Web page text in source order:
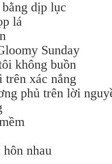
dịp lục
lá
Sunday
không buồn
trên xác nắng
phủ trên lời
nhau